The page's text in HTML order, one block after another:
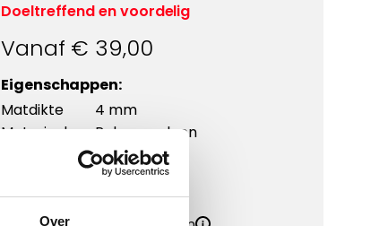
Over
Doeltreffend en voordelig
Vanaf € 39,00
Eigenschappen:
Matdikte
4 mm
Materiaal
Polypropyleen
Antislip